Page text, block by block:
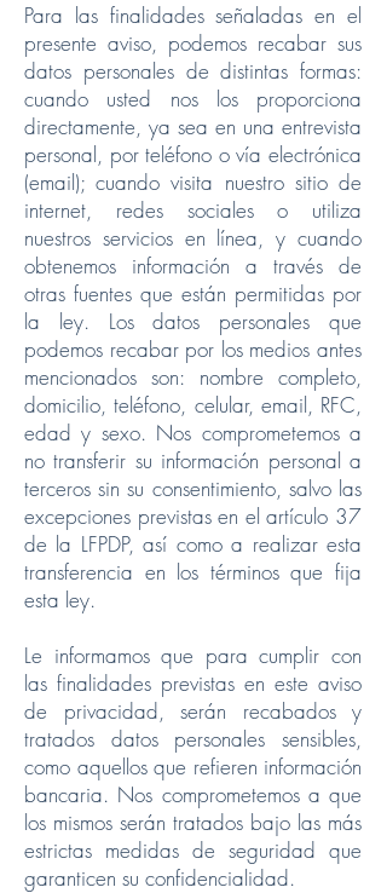
Para las finalidades señaladas en el
presente aviso, podemos recabar sus
datos personales de distintas formas:
cuando usted nos los proporciona
directamente, ya sea en una entrevista
personal, por teléfono o vía electrónica
(email); cuando visita nuestro sitio de
internet, redes sociales o utiliza
nuestros servicios en línea, y cuando
obtenemos información a través de
otras fuentes que están permitidas por
la ley. Los datos personales que
podemos recabar por los medios antes
mencionados son: nombre completo,
domicilio, teléfono, celular, email, RFC,
edad y sexo. Nos comprometemos a
no transferir su información personal a
terceros sin su consentimiento, salvo las
excepciones previstas en el artículo 37
de la LFPDP, así como a realizar esta
transferencia en los términos que fija
esta ley.
Le informamos que para cumplir con
las finalidades previstas en este aviso
de privacidad, serán recabados y
tratados datos personales sensibles,
como aquellos que refieren información
bancaria. Nos comprometemos a que
los mismos serán tratados bajo las más
estrictas medidas de seguridad que
garanticen su confidencialidad.